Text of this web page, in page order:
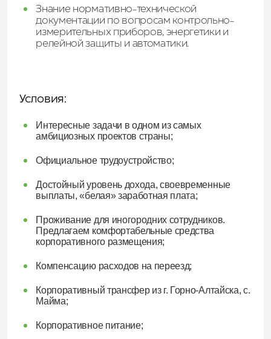
Знание нормативно-технической
документации по вопросам контрольно-
измерительных приборов, энергетики и
релейной защиты и автоматики.
Условия:
Интересные задачи в одном из самых
амбициозных проектов страны;
Официальное трудоустройство;
Достойный уровень дохода, своевременные
выплаты, «белая» заработная плата;
Проживание для иногородних сотрудников.
Предлагаем комфортабельные средства
корпоративного размещения;
Компенсацию расходов на переезд;
Корпоративный трансфер из г. Горно-Алтайска, с.
Майма;
Корпоративное питание;